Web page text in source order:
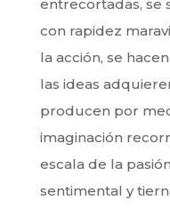
entrecortadas, se
con rapidez
la acción, se
las ideas
producen por
imaginación
escala de la
sentimental y